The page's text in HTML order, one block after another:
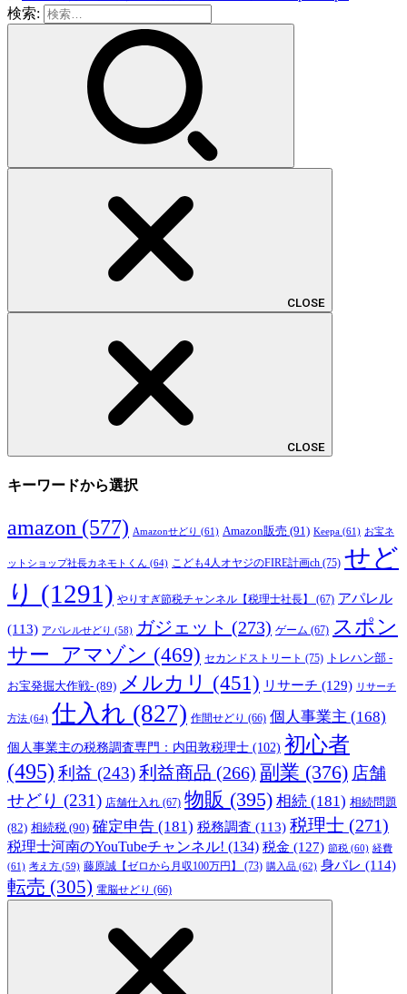
検索:
CLOSE
CLOSE
キーワードから選択
amazon (577) Amazonせどり (61) Amazon販売 (91) Keepa (61) お宝ネ
ットショップ社長カネモトくん (64) こども4人オヤジのFIRE計画ch (75) せど
り (1291) やりすぎ節税チャンネル【税理士社長】 (67) アパレル
(113) アパレルせどり (58) ガジェット (273) ゲーム (67) スポン
サー_アマゾン (469) セカンドストリート (75) トレハン部 -
お宝発掘大作戦- (89) メルカリ (451) リサーチ (129) リサーチ
方法 (64) 仕入れ (827) 作間せどり (66) 個人事業主 (168)
個人事業主の税務調査専門：内田敦税理士 (102) 初心者
(495) 利益 (243)利益商品 (266) 副業 (376) 店舗
せどり (231) 店舗仕入れ (67) 物販 (395) 相続 (181) 相続問題
(82) 相続税 (90) 確定申告 (181) 税務調査 (113) 税理士 (271)
税理士河南のYouTubeチャンネル! (134) 税金 (127) 節税 (60) 経費
(61) 考え方 (59) 藤原誠【ゼロから月収100万円】 (73) 購入品 (62) 身バレ (114)
転売 (305) 電脳せどり (66)